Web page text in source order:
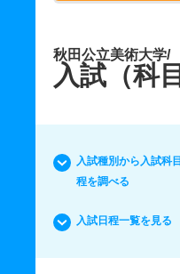
秋田公立美術大学/
入試（科
入試種別から入試科
程を調べる
入試日程一覧を見る